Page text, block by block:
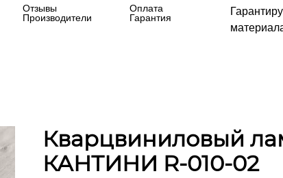
Отзывы
Производители
Оплата
Гарантия
Кварцвиниловый
КАНТИНИ R-010-02